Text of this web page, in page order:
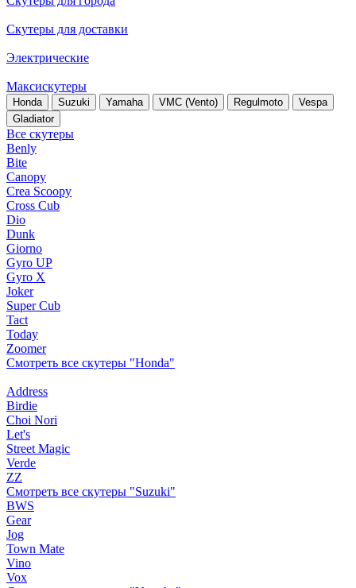
Скутеры для доставки
Электрические
Максискутеры
Honda Suzuki Yamaha VMC (Vento) Regulmoto
Vespa
Gladiator
Все скутеры
Benly
Bite
Canopy
Crea Scoopy
Cross Cub
Dio
Dunk
Giorno
Gyro UP
Gyro X
Joker
Super Cub
Tact
Today
Zoomer
Смотреть все скутеры "Honda"
Address
Birdie
Choi Nori
Let's
Street Magic
Verde
ZZ
Смотреть все скутеры "Suzuki"
BWS
Gear
Jog
Town Mate
Vino
Vox